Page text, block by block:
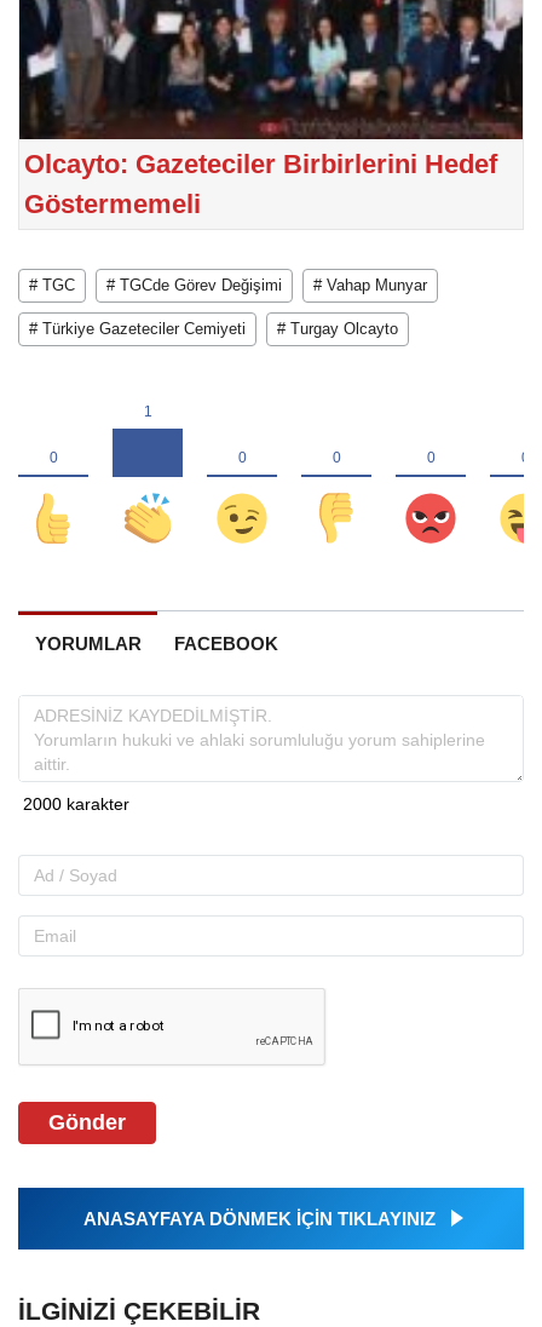
Olcayto: Gazeteciler Birbirlerini Hedef
Göstermemeli
# TGC # TGCde Görev Değişimi # Vahap Munyar
# Türkiye Gazeteciler Cemiyeti # Turgay Olcayto
YORUMLAR FACEBOOK
Gönder
ANASAYFAYA DÖNMEK İÇİN TIKLAYINIZ
İLGINIZI ÇEKEBILIR